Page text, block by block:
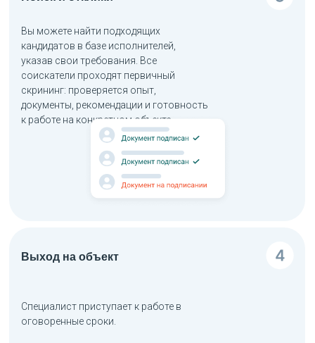
Вы можете найти подходящих
кандидатов в базе исполнителей,
указав свои требования. Все
соискатели проходят первичный
скрининг: проверяется опыт,
документы, рекомендации и готовность
к работе на конкретном объекте.
Специалист приступает к работе в
оговоренные сроки.
Выход на объект